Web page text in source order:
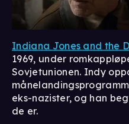
Indiana Jones and the
1969, under
Sovjetunionen. Indy
eks-nazister, og han
de er.